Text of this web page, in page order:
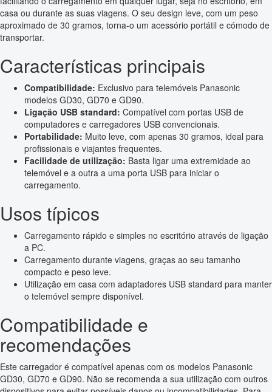
casa ou durante as suas viagens. O seu design leve, com um peso
aproximado de 30 gramos, torna-o um acessório portátil e cómodo de
transportar.
Características principais
Compatibilidade: Exclusivo para telemóveis Panasonic
modelos GD30, GD70 e GD90.
Ligação USB standard: Compatível com portas USB de
computadores e carregadores USB convencionais.
Portabilidade: Muito leve, com apenas 30 gramos, ideal para
profissionais e viajantes frequentes.
Facilidade de utilização: Basta ligar uma extremidade ao
telemóvel e a outra a uma porta USB para iniciar o
carregamento.
Usos típicos
Carregamento rápido e simples no escritório através de ligação
a PC.
Carregamento durante viagens, graças ao seu tamanho
compacto e peso leve.
Utilização em casa com adaptadores USB standard para manter
o telemóvel sempre disponível.
Compatibilidade e
recomendações
Este carregador é compatível apenas com os modelos Panasonic
GD30, GD70 e GD90. Não se recomenda a sua utilização com outros